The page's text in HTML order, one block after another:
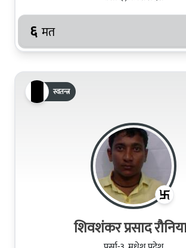
६ मत
स्वतन्त्र
शिवशंकर प्रसाद